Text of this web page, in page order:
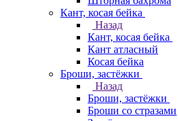
Кант, косая бейка
Назад
Кант, косая бейка
Кант атласный
Косая бейка
Броши, застёжки
Назад
Броши, застёжки
Броши со стразами